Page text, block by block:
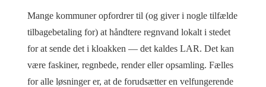
Mange kommuner opfordrer til (og giver i nogle tilfælde
tilbagebetaling for) at håndtere regnvand lokalt i stedet
for at sende det i kloakken — det kaldes LAR. Det kan
være faskiner, regnbede, render eller opsamling. Fælles
for alle løsninger er, at de forudsætter en velfungerende